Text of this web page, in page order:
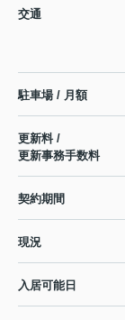
交通
駐車場 / 月額
更新料 /
更新事務手数料
契約期間
現況
入居可能日